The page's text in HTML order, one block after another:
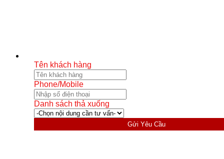
Tên khách hàng
Phone/Mobile
Danh sách thả xuống
Gửi Yêu Cầu